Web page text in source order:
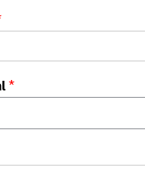
*